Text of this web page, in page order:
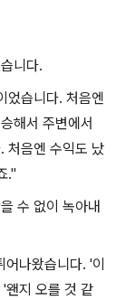
니다.
습니다. 처음엔
해서 주변에서
처음엔 수익도 났
."
수 없이 녹아내
나왔습니다. '이
왠지 오를 것 같